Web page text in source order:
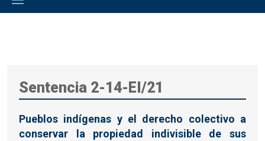
Sentencia 2-14-EI/21
Pueblos indígenas y el derecho colectivo a
conservar la propiedad indivisible de sus